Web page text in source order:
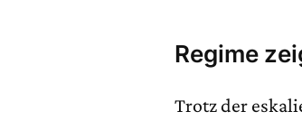
Regime
Trotz der